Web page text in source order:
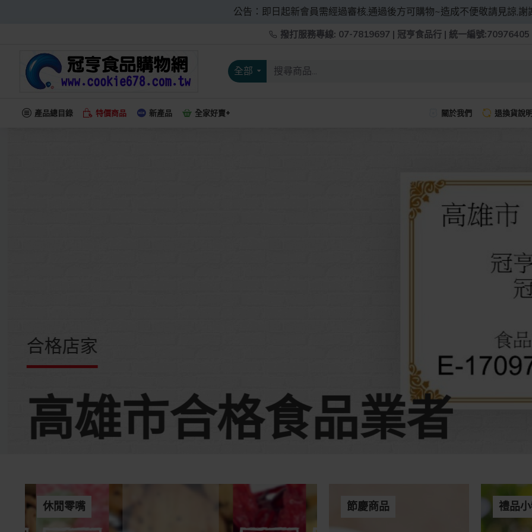
公告：即日起新會員需經過審核,通過後方可購物~造成不便敬請見諒,謝
撥打服務專線: 07-7819697 | 冠亨食品行 | 統一編號:70976405
全部
產品總目錄 特價商品 新產品 全家好賣+ 關於我們 退換貨說
合格店家
高雄市合格食品業者
休閒零嘴 節慶商品 禮品